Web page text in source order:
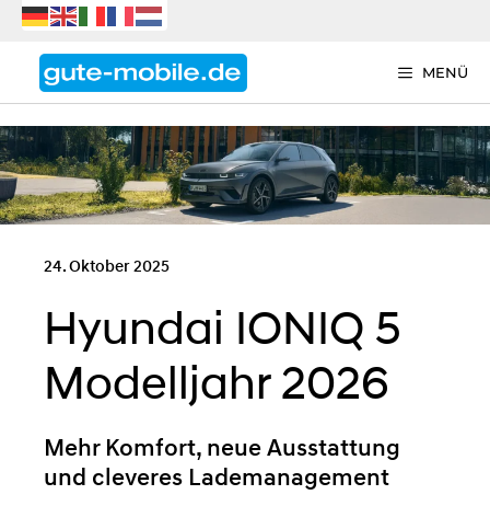
Zum
springen
MENÜ
24. Oktober 2025
Hyundai IONIQ 5
Modelljahr 2026
Mehr Komfort, neue Ausstattung
und cleveres Lademanagement